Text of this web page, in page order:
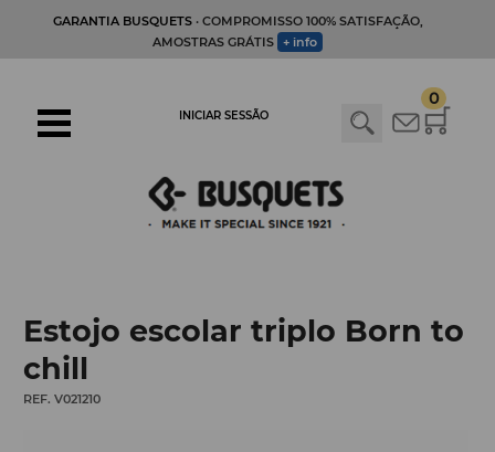
GARANTIA BUSQUETS· COMPROMISSO 100% SATISFAÇÃO,
AMOSTRAS GRÁTIS + info
0
INICIAR SESSÃO
Estojo escolar triplo Born to
chill
REF. V021210